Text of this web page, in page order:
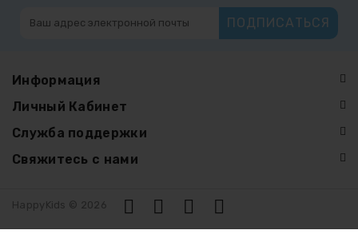
ПОДПИСАТЬСЯ
Информация
Личный Кабинет
Служба поддержки
Свяжитесь с нами
HappyKids © 2026